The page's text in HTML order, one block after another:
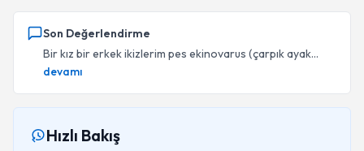
Son Değerlendirme
Bir kız bir erkek ikizlerim pes ekinovarus (çarpık ayak...
devamı
Hızlı Bakış